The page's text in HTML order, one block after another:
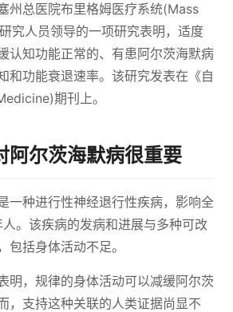
州总医院布里格姆医疗系统(Mass
究人员领导的一项研究表明，适度
认知功能正常的、有患阿尔茨海默病
和功能衰退速率。该研究发表在《自
期刊上。
阿尔茨海默病很重要
一种进行性神经退行性疾病，影响全
。该疾病的发病和进展与多种可改
包括身体活动不足。
明，规律的身体活动可以减缓阿尔茨
，支持这种关联的人类证据尚显不